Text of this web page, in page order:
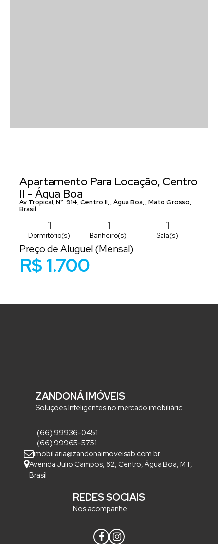
Apartamento Para Locação, Centro
II - Água Boa
Av Tropical,N°: 914,Centro II ,Água Boa ,Mato Grosso,
Brasil
1
Dormitório(s)
1
Banheiro(s)
1
Sala(s)
1
Suíte(s)
1
R$ 1.700
Preço de Aluguel (Mensal)
ZANDONÁ IMÓVEIS
Soluções Inteligentes no mercado imobiliário
(66) 99936-0451
(66) 99965-5751
imobiliaria@zandonaimoveisab.com.br
Avenida Julio Campos, 82, Centro, Água Boa, MT,
Brasil
REDES SOCIAIS
Nos acompanhe